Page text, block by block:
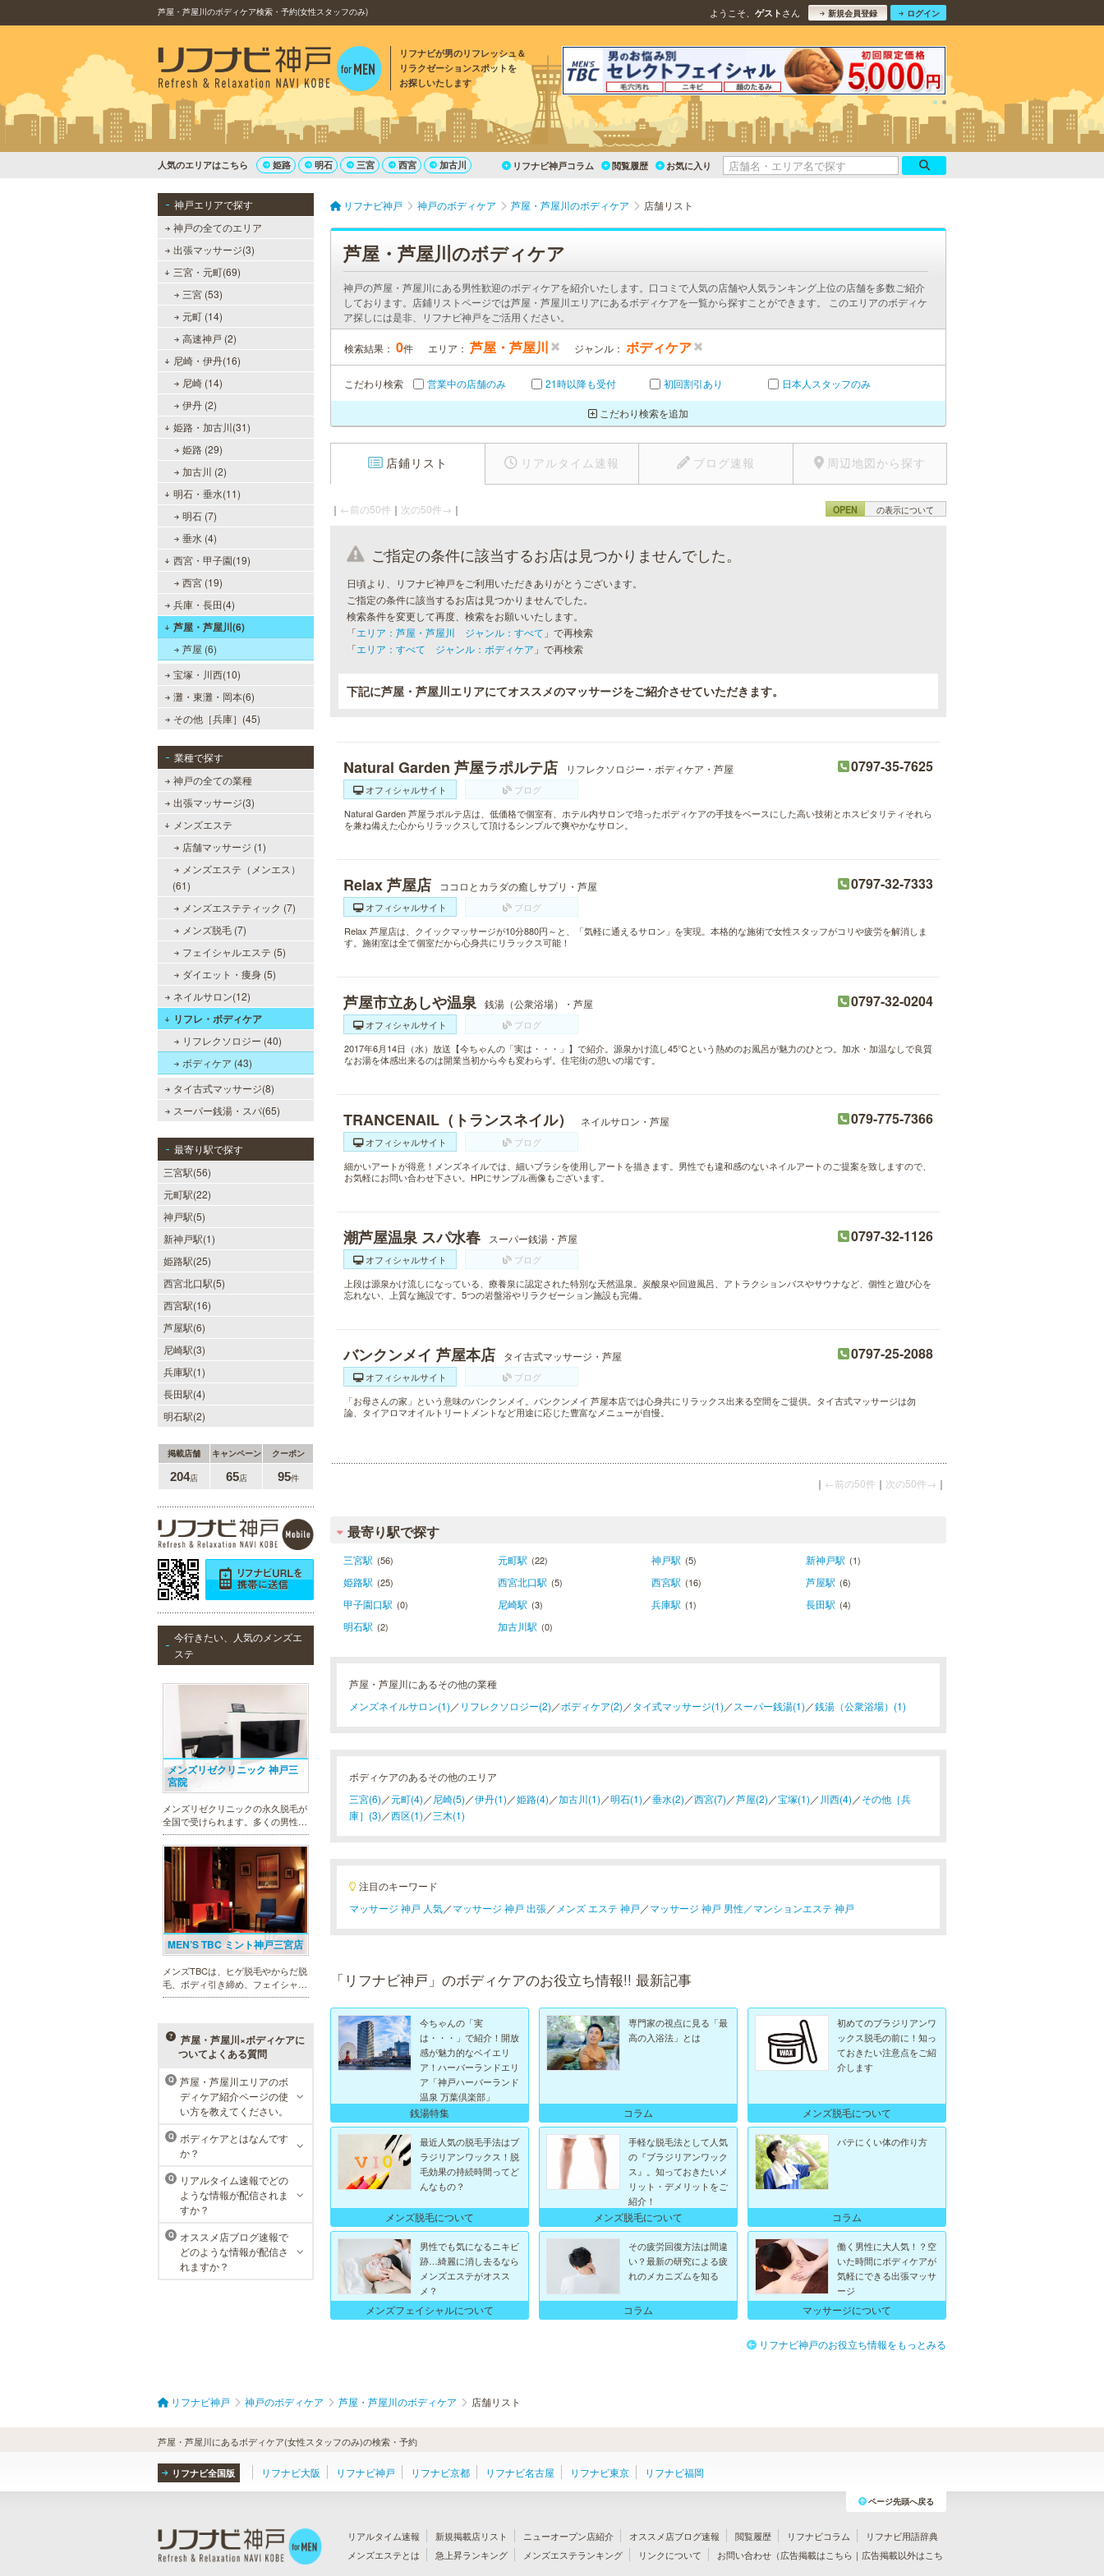
芦屋・芦屋川のボディケア検索・予約(女性スタッフのみ) ようこそ、 ゲスト さん 新規会員登録 ログイン
リフナビが男のリフレッシュ＆
リラクゼーションスポットを
お探しいたします
人気のエリアはこちら 姫路 明石 三宮 西宮 加古川 リフナビ神戸コラム 閲覧履歴 お気に入り
神戸エリアで探す
神戸の全てのエリア
出張マッサージ(3)
三宮・元町(69)
三宮 (53)
元町 (14)
高速神戸 (2)
尼崎・伊丹(16)
尼崎 (14)
伊丹 (2)
姫路・加古川(31)
姫路 (29)
加古川 (2)
明石・垂水(11)
明石 (7)
垂水 (4)
西宮・甲子園(19)
西宮 (19)
兵庫・長田(4)
芦屋・芦屋川(6)
芦屋 (6)
宝塚・川西(10)
灘・東灘・岡本(6)
その他［兵庫］(45)
業種で探す
神戸の全ての業種
出張マッサージ(3)
メンズエステ
店舗マッサージ (1)
メンズエステ（メンエス）
(61)
メンズエステティック (7)
メンズ脱毛 (7)
フェイシャルエステ (5)
ダイエット・痩身 (5)
ネイルサロン(12)
リフレ・ボディケア
リフレクソロジー (40)
ボディケア (43)
タイ古式マッサージ(8)
スーパー銭湯・スパ(65)
最寄り駅で探す
三宮駅(56)
元町駅(22)
神戸駅(5)
新神戸駅(1)
姫路駅(25)
西宮北口駅(5)
西宮駅(16)
芦屋駅(6)
尼崎駅(3)
兵庫駅(1)
長田駅(4)
明石駅(2)
掲載店舗 キャンペーン クーポン
204店 65店 95件
今行きたい、人気のメンズエ
ステ
メンズリゼクリニック 神戸三
宮院
メンズリゼクリニックの永久脱毛が
全国で受けられます。多くの男性患
者様にご支持頂き、新宿1院から始
まったメンズリゼクリニックが、現
在では提携院含め全国10院を展開す
るクリニックになりました。
MEN’S TBC ミント神戸三宮店
メンズTBCは、ヒゲ脱毛やからだ脱
毛、ボディ引き締め、フェイシャル
等、清潔感を保ちたい方や、お手入
用意し、お待ちしております。
ラ・パルレ 神戸本店
ラ・パルレでは、脱毛、フェイシャ
ルや引き締め、アロマトリートメン
ト、本格的なダイエットコース等、
幅広いメニューでお客様の美を応
援。初めてで不安という方には、初
回限定体験コースも多数取り揃えて
おります。
芦屋・芦屋川×ボディケアに
ついてよくある質問
Q
芦屋・芦屋川エリアのボ
ディケア紹介ページの使
い方を教えてください。
Q
ボディケアとはなんです
か？
Q
リアルタイム速報でどの
ような情報が配信されま
すか？
Q
オススメ店ブログ速報で
どのような情報が配信さ
れますか？
リフナビ神戸 神戸のボディケア 芦屋・芦屋川のボディケア 店舗リスト
芦屋・芦屋川のボディケア
神戸の芦屋・芦屋川にある男性歓迎のボディケアを紹介いたします。口コミで人気の店舗や人気ランキング上位の店舗を多数ご紹介
しております。店鋪リストページでは芦屋・芦屋川エリアにあるボディケアを一覧から探すことができます。 このエリアのボディケ
ア探しには是非、リフナビ神戸をご活用ください。
検索結果： 0件 エリア： 芦屋・芦屋川 ジャンル： ボディケア
こだわり検索 営業中の店舗のみ 21時以降も受付 初回割引あり 日本人スタッフのみ
こだわり検索を追加
店鋪リスト リアルタイム速報 ブログ速報 周辺地図から探す
｜ ←前の50件 ｜ 次の50件→ ｜ OPEN の表示について
ご指定の条件に該当するお店は見つかりませんでした。
日頃より、リフナビ神戸をご利用いただきありがとうございます。
ご指定の条件に該当するお店は見つかりませんでした。
検索条件を変更して再度、検索をお願いいたします。
「エリア：芦屋・芦屋川 ジャンル：すべて 」で再検索
「エリア：すべて ジャンル：ボディケア 」で再検索
下記に芦屋・芦屋川エリアにてオススメのマッサージをご紹介させていただきます。
Natural Garden 芦屋ラポルテ店 リフレクソロジー・ボディケア・芦屋 0797-35-7625
オフィシャルサイト
ブログ
Natural Garden 芦屋ラポルテ店は、低価格で個室有、ホテル内サロンで培ったボディケアの手技をベースにした高い技術とホスピタリティそれら
を兼ね備えた心からリラックスして頂けるシンプルで爽やかなサロン。
Relax 芦屋店 ココロとカラダの癒しサプリ・芦屋 0797-32-7333
オフィシャルサイト
ブログ
Relax 芦屋店は、クイックマッサージが10分880円～と、「気軽に通えるサロン」を実現。本格的な施術で女性スタッフがコリや疲労を解消しま
す。施術室は全て個室だから心身共にリラックス可能！
芦屋市立あしや温泉 銭湯（公衆浴場）・芦屋 0797-32-0204
オフィシャルサイト
ブログ
2017年6月14日（水）放送【今ちゃんの「実は・・・」】で紹介。源泉かけ流し45℃という熱めのお風呂が魅力のひとつ。加水・加温なしで良質
なお湯を体感出来るのは開業当初から今も変わらず。住宅街の憩いの場です。
TRANCENAIL（トランスネイル） ネイルサロン・芦屋 079-775-7366
オフィシャルサイト
ブログ
細かいアートが得意！メンズネイルでは、細いブラシを使用しアートを描きます。男性でも違和感のないネイルアートのご提案を致しますので、
お気軽にお問い合わせ下さい。HPにサンプル画像もございます。
潮芦屋温泉 スパ水春 スーパー銭湯・芦屋 0797-32-1126
オフィシャルサイト
ブログ
上段は源泉かけ流しになっている、療養泉に認定された特別な天然温泉。炭酸泉や回遊風呂、アトラクションバスやサウナなど、個性と遊び心を
忘れない、上質な施設です。5つの岩盤浴やリラクゼーション施設も完備。
バンクンメイ 芦屋本店 タイ古式マッサージ・芦屋 0797-25-2088
オフィシャルサイト
ブログ
「お母さんの家」という意味のバンクンメイ。バンクンメイ 芦屋本店では心身共にリラックス出来る空間をご提供。タイ古式マッサージは勿
論、タイアロマオイルトリートメントなど用途に応じた豊富なメニューが自慢。
｜ ←前の50件 ｜ 次の50件→ ｜
最寄り駅で探す
三宮駅 (56) 元町駅 (22) 神戸駅 (5) 新神戸駅 (1)
姫路駅 (25) 西宮北口駅 (5) 西宮駅 (16) 芦屋駅 (6)
甲子園口駅 (0) 尼崎駅 (3) 兵庫駅 (1) 長田駅 (4)
明石駅 (2) 加古川駅 (0)
芦屋・芦屋川にあるその他の業種
メンズネイルサロン(1) ／ リフレクソロジー(2) ／ボディケア(2) ／タイ式マッサージ(1) ／ スーパー銭湯(1) ／銭湯（公衆浴場）(1)
ボディケアのあるその他のエリア
三宮(6) ／元町(4) ／ 尼崎(5) ／伊丹(1) ／姫路(4) ／加古川(1) ／明石(1) ／垂水(2) ／西宮(7) ／芦屋(2) ／宝塚(1) ／ 川西(4) ／その他［兵
庫］(3) ／西区(1) ／三木(1)
注目のキーワード
マッサージ 神戸 人気／マッサージ 神戸 出張／ メンズ エステ 神戸／マッサージ 神戸 男性／マンションエステ 神戸
「リフナビ神戸」のボディケアのお役立ち情報!! 最新記事
今ちゃんの「実
は・・・」で紹介！開放
感が魅力的なベイエリ
ア！ハーバーランドエリ
ア「神戸ハーバーランド
温泉 万葉倶楽部」
銭湯特集
専門家の視点に見る「最
高の入浴法」とは
コラム
初めてのブラジリアンワ
ックス脱毛の前に！知っ
ておきたい注意点をご紹
介します
メンズ脱毛について
最近人気の脱毛手法はブ
ラジリアンワックス！脱
毛効果の持続時間ってど
んなもの？
メンズ脱毛について
手軽な脱毛法として人気
の『ブラジリアンワック
ス』。知っておきたいメ
リット・デメリットをご
紹介！
メンズ脱毛について
バテにくい体の作り方
コラム
男性でも気になるニキビ
跡…綺麗に消し去るなら
メンズエステがオスス
メ？
メンズフェイシャルについて
その疲労回復方法は間違
い？最新の研究による疲
れのメカニズムを知る
コラム
働く男性に大人気！？空
いた時間にボディケアが
気軽にできる出張マッサ
ージ
マッサージについて
リフナビ神戸のお役立ち情報をもっとみる
リフナビ神戸 神戸のボディケア 芦屋・芦屋川のボディケア 店舗リスト
芦屋・芦屋川にあるボディケア(女性スタッフのみ)の検索・予約
リフナビ全国版 リフナビ大阪 リフナビ神戸 リフナビ京都 リフナビ名古屋 リフナビ東京 リフナビ福岡
ページ先頭へ戻る
リアルタイム速報 新規掲載店リスト ニューオープン店紹介 オススメ店ブログ速報 閲覧履歴 リフナビコラム
リフナビ用語辞典
メンズエステとは
急上昇ランキング メンズエステランキング リンクについて お問い合わせ（広告掲載はこちら ｜ 広告掲載以外はこち